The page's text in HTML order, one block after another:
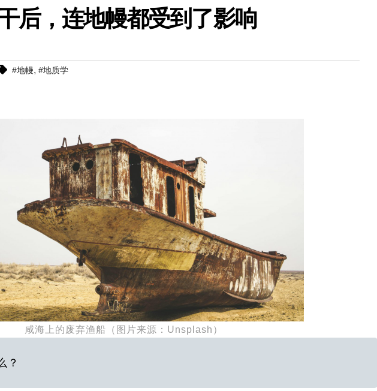
后，连地幔都受到了影响
#地幔, #地质学
咸海上的废弃渔船（图片来源：Unsplash）
？